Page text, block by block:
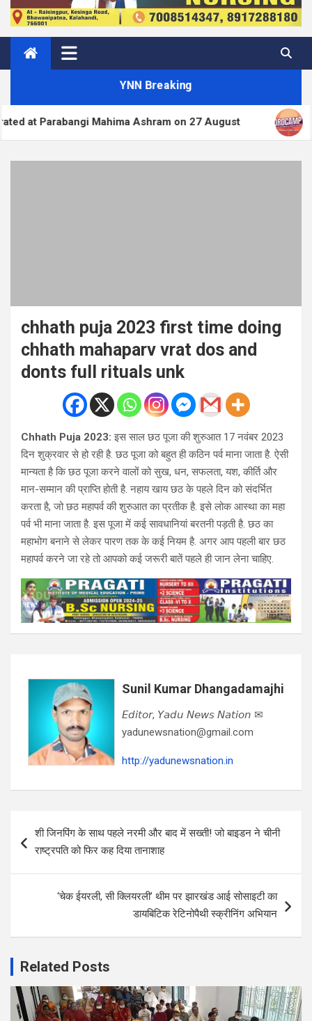
YNN Breaking
Ashram on 27 August WordPress.org
chhath puja 2023 first time doing
chhath mahaparv vrat dos and
donts full rituals unk
Chhath Puja 2023:इस साल छठ पूजा की शुरुआत 17 नवंबर 2023
दिन शुक्रवार से हो रही है. छठ पूजा को बहुत ही कठिन पर्व माना जाता है. ऐसी
मान्यता है कि छठ पूजा करने वालों को सुख, धन, सफलता, यश, कीर्ति और
मान-सम्मान की प्राप्ति होती है. नहाय खाय छठ के पहले दिन को संदर्भित
करता है, जो छठ महापर्व की शुरुआत का प्रतीक है. इसे लोक आस्था का महा
पर्व भी माना जाता है. इस पूजा में कई सावधानियां बरतनी पड़ती है. छठ का
महाभोग बनाने से लेकर पारण तक के कई नियम है. अगर आप पहली बार छठ
महापर्व करने जा रहे तो आपको कई जरूरी बातें पहले ही जान लेना चाहिए.
Sunil Kumar Dhangadamajhi
𝘌𝘥𝘪𝘵𝘰𝘳, 𝘠𝘢𝘥𝘶 𝘕𝘦𝘸𝘴 𝘕𝘢𝘵𝘪𝘰𝘯 ✉
yadunewsnation@gmail.com
http://yadunewsnation.in
navigation
शी जिनपिंग के साथ पहले नरमी और बाद में सख्ती! जो बाइडन ने चीनी
राष्ट्रपति को फिर कह दिया तानाशाह
‘चेक ईयरली, सी क्लियरली’ थीम पर झारखंड आई सोसाइटी का
डायबिटिक रेटिनोपैथी स्क्रीनिंग अभियान
Related Posts